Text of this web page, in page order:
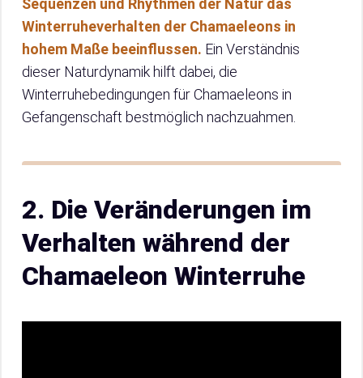
Sequenzen und Rhythmen der Natur das
Winterruheverhalten der Chamaeleons in
hohem Maße beeinflussen. Ein Verständnis
dieser Naturdynamik hilft dabei, die
Winterruhebedingungen für Chamaeleons in
Gefangenschaft bestmöglich nachzuahmen.
2. Die Veränderungen im
Verhalten während der
Chamaeleon Winterruhe